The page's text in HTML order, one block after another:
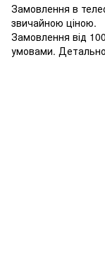
Замовлення в
звичайною ціною.
Замовлення від
умовами.